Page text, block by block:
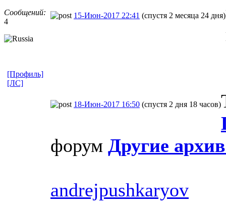
Сообщений:
4
15-Июн-2017 22:41 (спустя 2 месяца 24 дня)
[Профиль]
[ЛС]
18-Июн-2017 16:50 (спустя 2 дня 18 часов)
форум Другие
andrejpushkaryov